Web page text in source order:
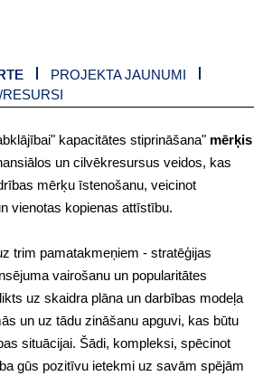
PROJEKTA JAUNUMI
kapacitātes stiprināšana" mērķis
un cilvēkresursus veidos, kas
mērķu īstenošanu, veicinot
vienotas kopienas attīstību.
trim pamatakmeņiem - stratēģijas
vairošanu un popularitātes
uz skaidra plāna un darbības modeļa
un uz tādu zināšanu apguvi, kas būtu
situācijai. Šādi, kompleksi, spēcinot
gūs pozitīvu ietekmi uz savām spējām